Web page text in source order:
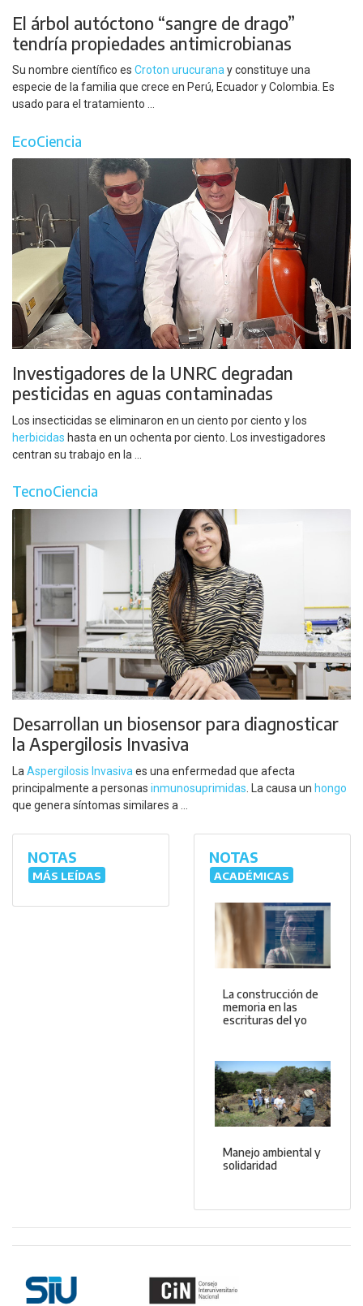
El árbol autóctono “sangre de drago”
tendría propiedades antimicrobianas
Su nombre científico es Croton urucurana y constituye una
especie de la familia que crece en Perú, Ecuador y Colombia. Es
usado para el tratamiento ...
EcoCiencia
Investigadores de la UNRC degradan
pesticidas en aguas contaminadas
Los insecticidas se eliminaron en un ciento por ciento y los
herbicidas hasta en un ochenta por ciento. Los investigadores
centran su trabajo en la ...
TecnoCiencia
Desarrollan un biosensor para diagnosticar
la Aspergilosis Invasiva
La Aspergilosis Invasiva es una enfermedad que afecta
principalmente a personas inmunosuprimidas . La causa un hongo
que genera síntomas similares a ...
NOTAS
MÁS LEÍDAS
NOTAS
ACADÉMICAS
La construcción de
memoria en las
escrituras del yo
Manejo ambiental y
solidaridad